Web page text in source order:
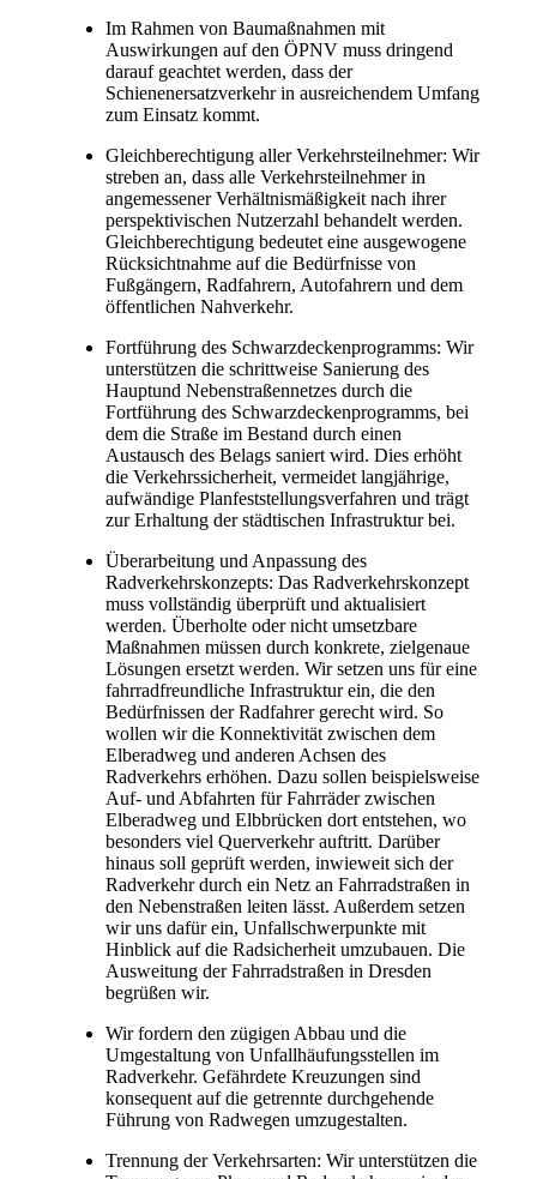
Im Rahmen von Baumaßnahmen mit
Auswirkungen auf den ÖPNV muss dringend
darauf geachtet werden, dass der
Schienenersatzverkehr in ausreichendem Umfang
zum Einsatz kommt.
Gleichberechtigung aller Verkehrsteilnehmer: Wir
streben an, dass alle Verkehrsteilnehmer in
angemessener Verhältnismäßigkeit nach ihrer
perspektivischen Nutzerzahl behandelt werden.
Gleichberechtigung bedeutet eine ausgewogene
Rücksichtnahme auf die Bedürfnisse von
Fußgängern, Radfahrern, Autofahrern und dem
öffentlichen Nahverkehr.
Fortführung des Schwarzdeckenprogramms: Wir
unterstützen die schrittweise Sanierung des
Hauptund Nebenstraßennetzes durch die
Fortführung des Schwarzdeckenprogramms, bei
dem die Straße im Bestand durch einen
Austausch des Belags saniert wird. Dies erhöht
die Verkehrssicherheit, vermeidet langjährige,
aufwändige Planfeststellungsverfahren und trägt
zur Erhaltung der städtischen Infrastruktur bei.
Überarbeitung und Anpassung des
Radverkehrskonzepts: Das Radverkehrskonzept
muss vollständig überprüft und aktualisiert
werden. Überholte oder nicht umsetzbare
Maßnahmen müssen durch konkrete, zielgenaue
Lösungen ersetzt werden. Wir setzen uns für eine
fahrradfreundliche Infrastruktur ein, die den
Bedürfnissen der Radfahrer gerecht wird. So
wollen wir die Konnektivität zwischen dem
Elberadweg und anderen Achsen des
Radverkehrs erhöhen. Dazu sollen beispielsweise
Auf- und Abfahrten für Fahrräder zwischen
Elberadweg und Elbbrücken dort entstehen, wo
besonders viel Querverkehr auftritt. Darüber
hinaus soll geprüft werden, inwieweit sich der
Radverkehr durch ein Netz an Fahrradstraßen in
den Nebenstraßen leiten lässt. Außerdem setzen
wir uns dafür ein, Unfallschwerpunkte mit
Hinblick auf die Radsicherheit umzubauen. Die
Ausweitung der Fahrradstraßen in Dresden
begrüßen wir.
Wir fordern den zügigen Abbau und die
Umgestaltung von Unfallhäufungsstellen im
Radverkehr. Gefährdete Kreuzungen sind
konsequent auf die getrennte durchgehende
Führung von Radwegen umzugestalten.
Trennung der Verkehrsarten: Wir unterstützen die